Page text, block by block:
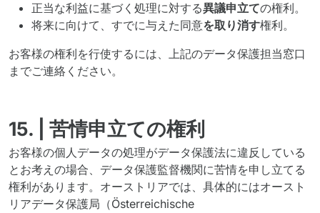
正当な利益に基づく処理に対する異議申立ての権利。
将来に向けて、すでに与えた同意を取り消す権利。
お客様の権利を行使するには、上記のデータ保護担当窓口
までご連絡ください。
15. | 苦情申立ての権利
お客様の個人データの処理がデータ保護法に違反している
とお考えの場合、データ保護監督機関に苦情を申し立てる
権利があります。オーストリアでは、具体的にはオースト
リアデータ保護局（Österreichische